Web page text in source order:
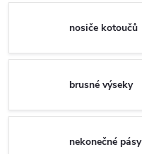
nosiče kotoučů
brusné výseky
nekonečné pásy